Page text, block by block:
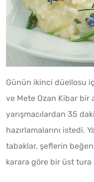
Günün ikinci düellosu
ve Mete Ozan Kibar bir
yarışmacılardan 35
hazırlamalarını istedi.
tabaklar, şeflerin
karara göre bir üst tura